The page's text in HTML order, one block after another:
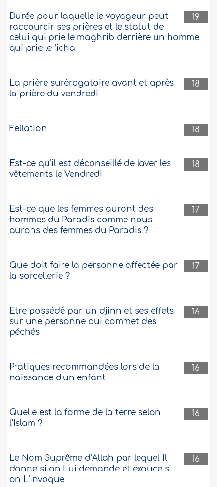
19
Durée pour laquelle le voyageur peut
raccourcir ses prières et le statut de
celui qui prie le maghrib derrière un homme
qui prie le ‘icha
18
La prière surérogatoire avant et après
la prière du vendredi
18
Fellation
18
Est-ce qu’il est déconseillé de laver les
vêtements le Vendredi
17
Est-ce que les femmes auront des
hommes du Paradis comme nous
aurons des femmes du Paradis ?
17
Que doit faire la personne affectée par
la sorcellerie ?
16
Etre possédé par un djinn et ses effets
sur une personne qui commet des
péchés
16
Pratiques recommandées lors de la
naissance d’un enfant
16
Quelle est la forme de la terre selon
l'Islam ?
16
Le Nom Suprême d’Allah par lequel Il
donne si on Lui demande et exauce si
on L’invoque